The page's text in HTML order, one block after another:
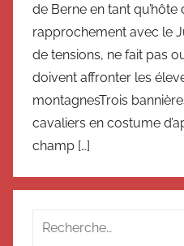
de Berne en tant qu’hôte
rapprochement avec le
de tensions, ne fait pas
doivent affronter les
montagnesTrois
cavaliers en costume
champ […]
Recherche